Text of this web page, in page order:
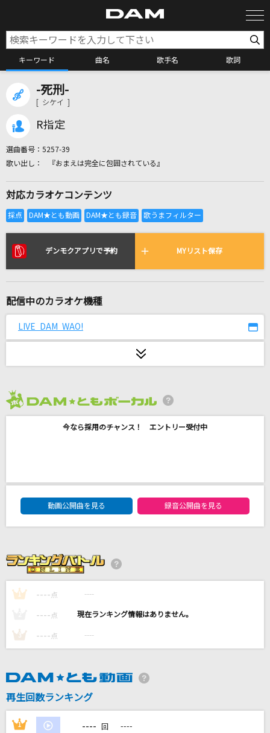
キーワード 曲名 歌手名 歌詞
全国りれき
リアルタイムで歌われている曲の一覧
大阪LOVER
瞳をとじて
[生音]大阪恋しずく
Vaundy
カメレオン
115万キロのフィルム
SEKAI NO OWARI(世界の終わり)
-死刑-
[ シケイ ]
R指定
選曲番号： 5257-39
『おまえは完全に包囲されている』
対応カラオケコンテンツ
デンモクアプリで予約 MYリスト保存
配信中のカラオケ機種
LIVE DAM WAO!
今なら採用のチャンス！ エントリー受付中
DAM★ともボーカルエントリーランキング
動画公開曲を見る
録音公開曲を見る
1 ---- 点 ----
---- 点 ----
3 ---- 点 ----
再生回数ランキング
1 ---- 回 ----